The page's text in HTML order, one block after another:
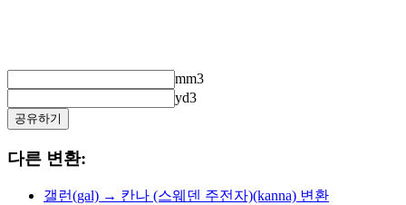
mm3
yd3
공유하기
다른 변환:
갤런(gal) → 칸나 (스웨덴 주전자)(kanna) 변환